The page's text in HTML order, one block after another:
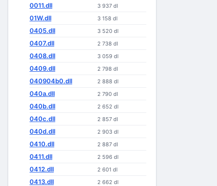
0011.dll 3 937 dl
01W.dll 3 158 dl
0405.dll 3 520 dl
0407.dll 2 738 dl
0408.dll 3 059 dl
0409.dll 2 798 dl
040904b0.dll 2 888 dl
040a.dll 2 790 dl
040b.dll 2 652 dl
040c.dll 2 857 dl
040d.dll 2 903 dl
0410.dll 2 887 dl
0411.dll 2 596 dl
0412.dll 2 601 dl
0413.dll 2 662 dl